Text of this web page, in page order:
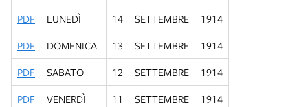
PDF
LUNEDÌ 14 SETTEMBRE
1914
PDF
DOMENICA 13 SETTEMBRE
1914
PDF
SABATO 12 SETTEMBRE
1914
PDF
VENERDÌ 11 SETTEMBRE
1914